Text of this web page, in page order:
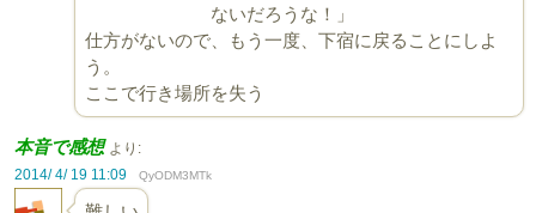
ないだろうな！」
仕方がないので、もう一度、下宿に戻ることにしよ
う。
ここで行き場所を失う
本音で感想 より:
2014/ 4/ 19 11:09
QyODM3MTk